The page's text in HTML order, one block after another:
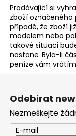
Prodávající si
zboží
případě, že zboží
modelem nebo
takové situaci
nastane. Byla-li
peníze vám
u
č
u
j
e
m
e
STOLOVÁ
DESKA
HALIFAX
PŘÍRODNÍ
Z
Odebírat
Nezmeškejte
E-mail